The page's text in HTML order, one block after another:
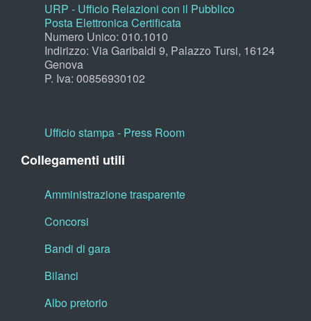
URP - Ufficio Relazioni con il Pubblico
Posta Elettronica Certificata
Numero Unico: 010.1010
Indirizzo: Via Garibaldi 9, Palazzo Tursi, 16124
Genova
P. Iva: 00856930102
Ufficio stampa - Press Room
Collegamenti utili
Amministrazione trasparente
Concorsi
Bandi di gara
Bilanci
Albo pretorio